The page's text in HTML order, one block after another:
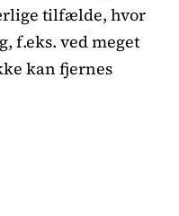
tilfælde, hvor
f.eks. ved meget
kan fjernes